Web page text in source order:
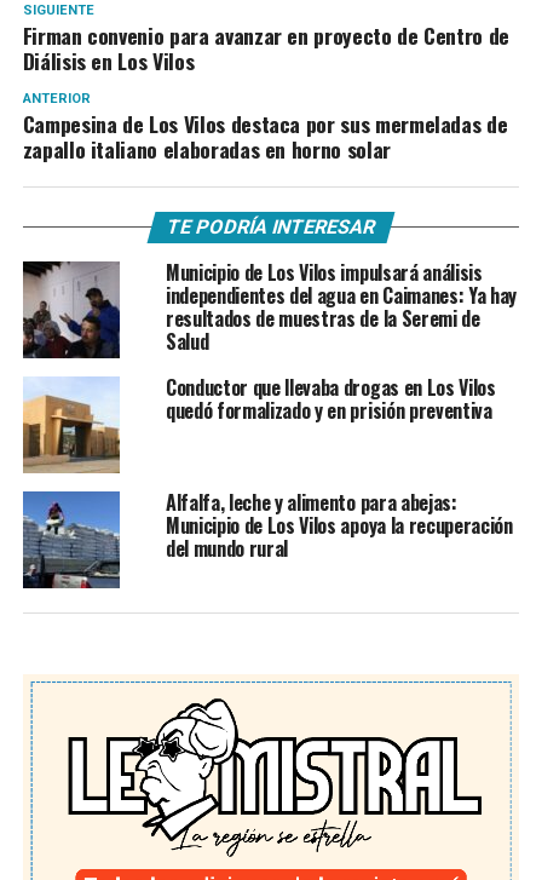
SIGUIENTE
Firman convenio para avanzar en proyecto de Centro de
Diálisis en Los Vilos
ANTERIOR
Campesina de Los Vilos destaca por sus mermeladas de
zapallo italiano elaboradas en horno solar
TE PODRÍA INTERESAR
Municipio de Los Vilos impulsará análisis
independientes del agua en Caimanes: Ya hay
resultados de muestras de la Seremi de
Salud
Conductor que llevaba drogas en Los Vilos
quedó formalizado y en prisión preventiva
Alfalfa, leche y alimento para abejas:
Municipio de Los Vilos apoya la recuperación
del mundo rural